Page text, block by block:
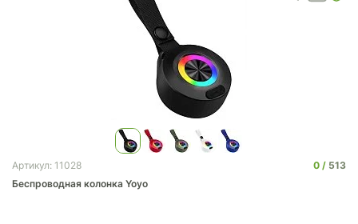
Артикул: 11028 0
513
Беспроводная колонка Yoyo